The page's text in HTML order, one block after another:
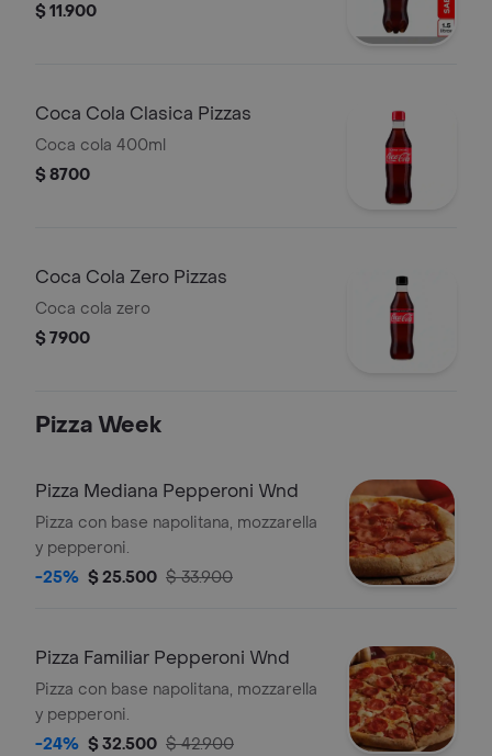
$ 11.900
Coca Cola Clasica Pizzas
Coca cola 400ml
$ 8700
Coca Cola Zero Pizzas
Coca cola zero
$ 7900
Pizza Week
Pizza Mediana Pepperoni Wnd
Pizza con base napolitana, mozzarella
y pepperoni.
-25% $ 25.500 $ 33.900
Pizza Familiar Pepperoni Wnd
Pizza con base napolitana, mozzarella
y pepperoni.
-24% $ 32.500 $ 42.900